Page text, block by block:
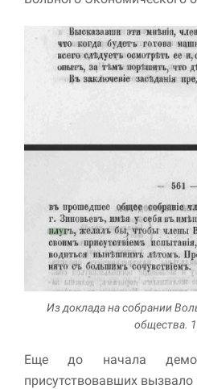
Из доклада на собрании
общества.
Еще до начала
присутствовавших вызвало